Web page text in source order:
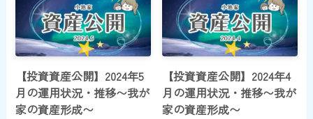
【投資資産公開】2024年5
月の運用状況・推移〜我が
家の資産形成〜
【投資資産公開】2024年4
月の運用状況・推移〜我が
家の資産形成〜